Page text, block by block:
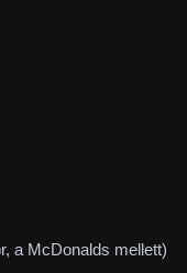
a McDonalds mellett)